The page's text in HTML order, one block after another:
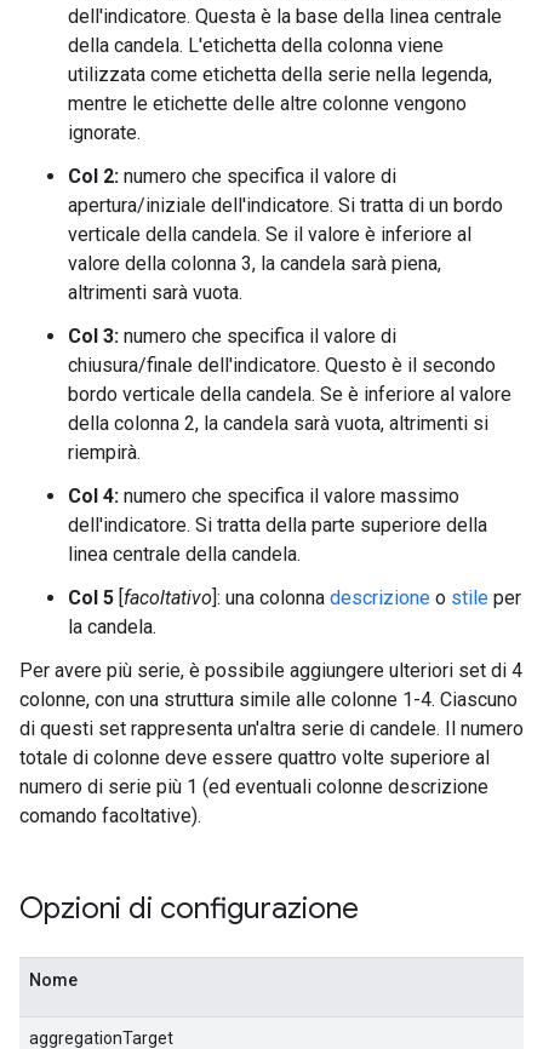
dell'indicatore. Questa è la base della linea centrale
della candela. L'etichetta della colonna viene
utilizzata come etichetta della serie nella legenda,
mentre le etichette delle altre colonne vengono
ignorate.
Col 2: numero che specifica il valore di
apertura/iniziale dell'indicatore. Si tratta di un bordo
verticale della candela. Se il valore è inferiore al
valore della colonna 3, la candela sarà piena,
altrimenti sarà vuota.
Col 3: numero che specifica il valore di
chiusura/finale dell'indicatore. Questo è il secondo
bordo verticale della candela. Se è inferiore al valore
della colonna 2, la candela sarà vuota, altrimenti si
riempirà.
Col 4: numero che specifica il valore massimo
dell'indicatore. Si tratta della parte superiore della
linea centrale della candela.
Col 5 [facoltativo]: una colonna descrizione o stile per
la candela.
Per avere più serie, è possibile aggiungere ulteriori set di 4
colonne, con una struttura simile alle colonne 1-4. Ciascuno
di questi set rappresenta un'altra serie di candele. Il numero
totale di colonne deve essere quattro volte superiore al
numero di serie più 1 (ed eventuali colonne descrizione
comando facoltative).
Opzioni di configurazione
Nome
aggregationTarget